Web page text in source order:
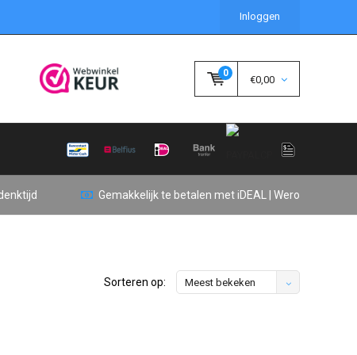
Inloggen
0
€0,00
Gemakkelijk te betalen met iDEAL | Wero
Sorteren op: Meest bekeken